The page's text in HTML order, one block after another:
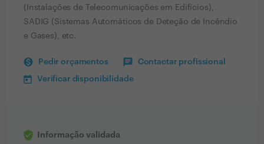
(Instalações de Telecomunicações em Edifícios),
SADIG (Sistemas Automáticos de Deteção de Incêndio
e Gases), etc.
Pedir orçamentos Contactar profissional
Verificar disponibilidade
Informação validada